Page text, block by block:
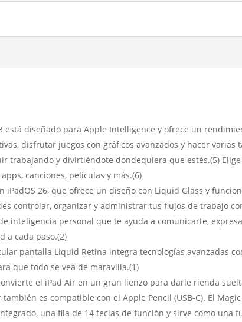
está diseñado para Apple Intelligence y ofrece un
disfrutar juegos con gráficos avanzados y hacer varias
trabajando y divirtiéndote dondequiera que estés.(5) Elige
canciones, películas y más.(6)
iPadOS 26, que ofrece un diseño con Liquid Glass y
controlar, organizar y administrar tus flujos de trabajo
inteligencia personal que te ayuda a comunicarte,
a cada paso.(2)
pantalla Liquid Retina integra tecnologías avanzadas
que todo se vea de maravilla.(1)
convierte el iPad Air en un gran lienzo para darle rienda
es compatible con el Apple Pencil (USB-C). El
una fila de 14 teclas de función y sirve como una